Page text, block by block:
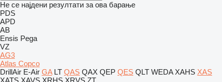
Не се најдени резултати за ова барање
PDS
APD
AB
Ensis Pega
VZ
AG3
Atlas Copco
DrillAir E-Air GA LT QAS QAX QEP QES QLT WEDA XAHS XAS
XATS XAVS XRHS XRVS ZT